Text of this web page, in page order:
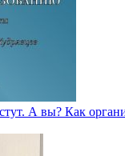
А вы? Как